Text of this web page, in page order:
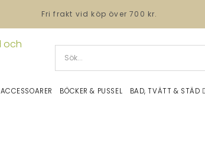
Fri frakt vid köp över 700 kr.
ACCESSOARER BÖCKER & PUSSEL BAD, TVÄTT & STÄD